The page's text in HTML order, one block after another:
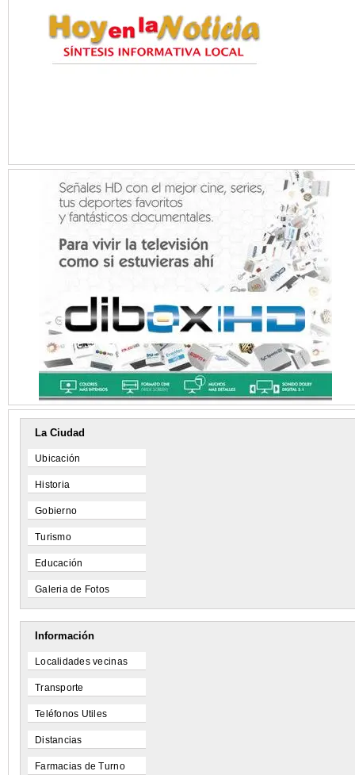
La Ciudad
Ubicación
Historia
Gobierno
Turismo
Educación
Galeria de Fotos
Información
Localidades vecinas
Transporte
Teléfonos Utiles
Distancias
Farmacias de Turno